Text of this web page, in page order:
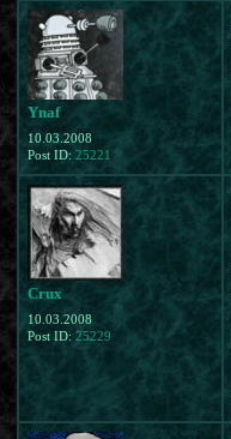
Ynaf
10.03.2008
Post ID: 25221
Crux
10.03.2008
Post ID: 25229